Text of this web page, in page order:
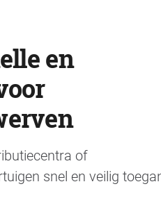
en
of
snel en veilig